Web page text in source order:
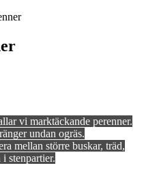
vi marktäckande perenner.
undan ogräs.
mellan större buskar, träd,
stenpartier.